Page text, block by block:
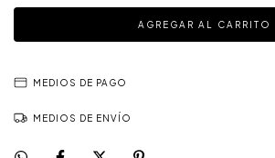
MEDIOS DE PAGO
MEDIOS DE ENVÍO